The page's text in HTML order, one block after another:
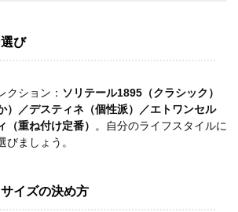
び
クション： ソリテール1895（クラシック）
）／デスティネ（個性派）／エトワンセル
（重ね付け定番） 。自分のライフスタイルに
ましょう。
イズの決め方